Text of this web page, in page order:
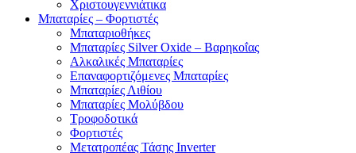
Χριστουγεννιάτικα
Μπαταρίες – Φορτιστές
Μπαταριοθήκες
Μπαταρίες Silver Oxide – Βαρηκοΐας
Αλκαλικές Μπαταρίες
Επαναφορτιζόμενες Μπαταρίες
Μπαταρίες Λιθίου
Μπαταρίες Μολύβδου
Τροφοδοτικά
Φορτιστές
Μετατροπέας Τάσης Inverter